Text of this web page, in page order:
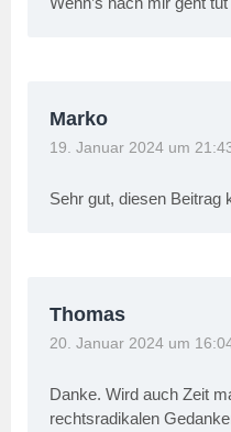
Marko
19. Januar 2024 um
Sehr gut, diesen Beitrag
Thomas
20. Januar 2024 um
Danke. Wird auch Zeit
rechtsradikalen